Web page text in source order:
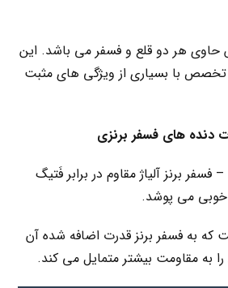
حاوی هر دو قلع و فسفر می باشد. این
تخصص با بسیاری از ویژگی های مثبت
های فسفر برنزی
برنز آلیاژ مقاوم در برابر فَتیگ
می پوشد.
که به فسفر برنز قدرت اضافه شده آن
به مقاومت بیشتر متمایل می کند.